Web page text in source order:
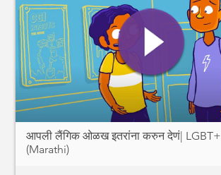
आपली लैंगिक ओळख इतरांना करुन देणं| LGBT+
(Marathi)